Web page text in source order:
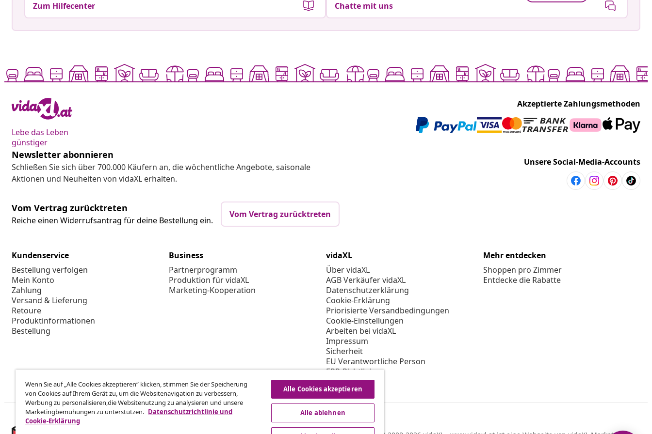
Zum Hilfecenter Chatte mit uns
Lebe das Leben
günstiger
Akzeptierte Zahlungsmethoden
Newsletter abonnieren
Schließen Sie sich über 700.000 Käufern an, die wöchentliche Angebote, saisonale
Aktionen und Neuheiten von vidaXL erhalten.
Unsere Social-Media-Accounts
Vom Vertrag zurücktreten
Reiche einen Widerrufsantrag für deine Bestellung ein.
Vom Vertrag zurücktreten
Kundenservice
Bestellung verfolgen
Mein Konto
Zahlung
Versand & Lieferung
Retoure
Produktinformationen
Bestellung
Business
Partnerprogramm
Produktion für vidaXL
Marketing-Kooperation
vidaXL
Über vidaXL
AGB Verkäufer vidaXL
Datenschutzerklärung
Cookie-Erklärung
Priorisierte Versandbedingungen
Cookie-Einstellungen
Arbeiten bei vidaXL
Impressum
Sicherheit
EU Verantwortliche Person
EPR-Richtlinie
Barrierefreiheit
Mehr entdecken
Shoppen pro Zimmer
Entdecke die Rabatte
Wenn Sie auf „Alle Cookies akzeptieren“ klicken, stimmen Sie der Speicherung
von Cookies auf Ihrem Gerät zu, um die Websitenavigation zu verbessern,
Werbung zu personalisieren,die Websitenutzung zu analysieren und unsere
Marketingbemühungen zu unterstützen. Datenschutzrichtlinie und
Cookie-Erklärung
Alle Cookies akzeptieren
Alle ablehnen